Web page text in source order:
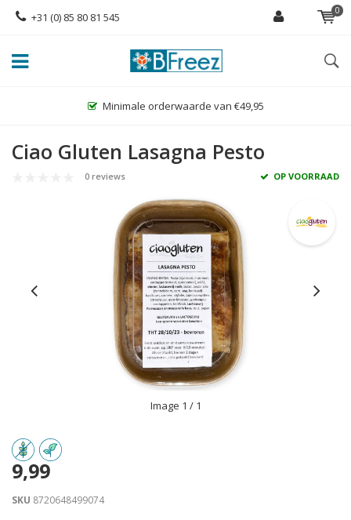
+31 (0) 85 80 81 545 0
orderwaarde van €49,95
Ciao Gluten Lasagna Pesto
0 reviews OP VOORRAAD
Image 1 / 1
9,99
SKU 8720648499074